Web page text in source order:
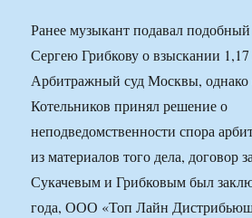
Ранее музыкант подавал
Сергею Грибкову о взыскании
Арбитражный суд Москвы, однако
Котельников принял решение о
неподведомственности спора
из материалов того дела, договор
Сукачевым и Грибковым был
года, ООО «Топ Лайн